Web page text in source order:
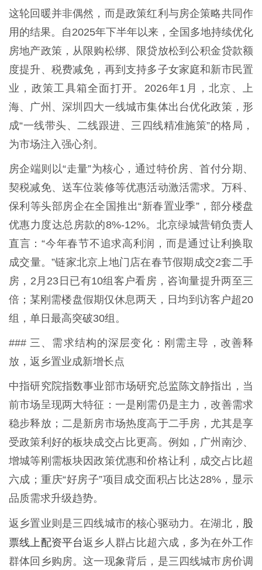
这轮回暖并非偶然，而是政策红利与房企策略共同作
用的结果。自2025年下半年以来，全国多地持续优化
房地产政策，从限购松绑、限贷放松到公积金贷款额
度提升、税费减免，再到支持多子女家庭和新市民置
业，政策工具箱全面打开。2026年1月，北京、上
海、广州、深圳四大一线城市集体出台优化政策，形
成“一线带头、二线跟进、三四线精准施策”的格局，
为市场注入强心剂。
房企端则以“走量”为核心，通过特价房、首付分期、
契税减免、送车位装修等优惠活动激活需求。万科、
保利等头部房企在全国推出“新春置业季”，部分楼盘
优惠力度达总房款的8%-12%。北京绿城营销负责人
直言：“今年春节不追求高利润，而是通过让利换取
成交量。”链家北京上地门店在春节假期成交2套二手
房，2月23日已有10组客户看房，咨询量提升两至三
倍；某刚需楼盘假期仅休息两天，日均到访客户超20
组，单日最高突破30组。
### 三、需求结构的深层变化：刚需主导，改善释
放，返乡置业成新增长点
中指研究院指数事业部市场研究总监陈文静指出，当
前市场呈现两大特征：一是刚需仍是主力，改善需求
稳步释放；二是新房市场热度高于二手房，尤其是享
受政策利好的板块成交占比更高。例如，广州南沙、
增城等刚需板块因政策优惠和价格让利，成交占比超
六成；重庆“好房子”项目成交面积占比达28%，显示
品质需求升级趋势。
返乡置业则是三四线城市的核心驱动力。在湖北， 股
票线上配资平台返乡人群占比超六成，多为在外工作
群体回乡购房。这一现象背后，是三四线城市房价调